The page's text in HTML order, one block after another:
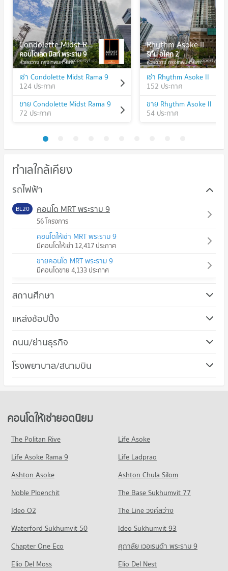
Condolette Midst Rama 9
คอนโดเลต มิสท์ พระราม 9
ห้วยขวาง กรุงเทพมหานคร
เช่า Condolette Midst Rama 9
124 ประกาศ
ขาย Condolette Midst Rama 9
72 ประกาศ
Rhythm Asoke II
ริทึ่ม อโศก 2
ห้วยขวาง กรุงเทพมหานคร
เช่า Rhythm Asoke II
152 ประกาศ
ขาย Rhythm Asoke II
54 ประกาศ
ทำเลใกล้เคียง
รถไฟฟ้า
BL20 คอนโด MRT พระราม 9
56 โครงการ
คอนโดให้เช่า MRT พระราม 9
มีคอนโดให้เช่า 12,417 ประกาศ
ขายคอนโด MRT พระราม 9
มีคอนโดขาย 4,133 ประกาศ
สถานศึกษา
คอนโด ม.ศรีนครินทรวิโรฒ วิทยาเขตประสานมิตร
คอนโดให้เช่า ม.ศรีนครินทรวิโรฒ วิทยาเขตประสานมิตร
มีคอนโดให้เช่า 56,921 ประกาศ
ขายคอนโด ม.ศรีนครินทรวิโรฒ วิทยาเขตประสานมิตร
640 โครงการ
คอนโดให้เช่า ม.หอการค้าไทย
มีคอนโดให้เช่า 35,653 ประกาศ
มีคอนโดขาย 13,430 ประกาศ
คอนโด ม.มหิดล เขตพญาไท
448 โครงการ
คอนโดให้เช่า ม.มหิดล เขตพญาไท
มีคอนโดให้เช่า 20,717 ประกาศ
ขายคอนโด ม.มหิดล เขตพญาไท
มีคอนโดขาย 8,403 ประกาศ
คอนโด วิทยาลัยป้องกันราชอาณาจักร (วปอ.)
แหล่งช้อปปิ้ง
คอนโด โรบินสัน รัชดาภิเษก
คอนโดให้เช่า โรบินสัน รัชดาภิเษก
คอนโด เซ็นทรัลเวิลด์
มีคอนโดให้เช่า 33,575 ประกาศ
ขายคอนโด เซ็นทรัลเวิลด์
มีคอนโดขาย 13,039 ประกาศ
273 โครงการ
คอนโดให้เช่า ประตูน้ำเซ็นเตอร์
มีคอนโดขาย 6,082 ประกาศ
ถนน/ย่านธุรกิจ
คอนโด เขตดินแดง
คอนโดให้เช่า เขตดินแดง
ขายคอนโด เขตดินแดง
มีคอนโดขาย 3,137 ประกาศ
คอนโด ถนนอโศก-ดินแดง
14 โครงการ
คอนโดให้เช่า ถนนอโศก-ดินแดง
มีคอนโดให้เช่า 1,509 ประกาศ
ขายคอนโด ถนนอโศก-ดินแดง
มีคอนโดขาย 728 ประกาศ
คอนโด ถนนประชาสงเคราะห์
คอนโดให้เช่า ถนนประชาสงเคราะห์
มีคอนโดให้เช่า 2,945 ประกาศ
โรงพยาบาล/สนามบิน
คอนโด รพ.จักษุรัตนิน
คอนโดให้เช่า รพ.จักษุรัตนิน
มีคอนโดให้เช่า 29,229 ประกาศ
ขายคอนโด รพ.จักษุรัตนิน
มีคอนโดขาย 10,380 ประกาศ
618 โครงการ
คอนโดให้เช่า รพ.พระราม 9
มีคอนโดขาย 16,354 ประกาศ
คอนโด รพ.พญาไท 2
136 โครงการ
คอนโดให้เช่ายอดนิยม
The Politan Rive
Life Asoke
Life Asoke Rama 9
Life Ladprao
Ashton Asoke
Ashton Chula Silom
Noble Ploenchit
The Base Sukhumvit 77
Ideo O2
The Line วงศ์สว่าง
Waterford Sukhumvit 50
Ideo Sukhumvit 93
Chapter One Eco
ศุภาลัย เวอเรนด้า พระราม 9
Elio Del Moss
Elio Del Nest